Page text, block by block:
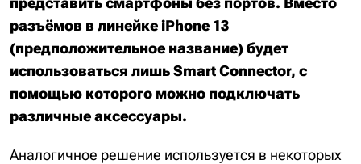
разъёмов в линейке iPhone 13
(предположительное название) будет
использоваться лишь Smart Connector, с
помощью которого можно подключать
различные аксессуары.
Аналогичное решение используется в некоторых